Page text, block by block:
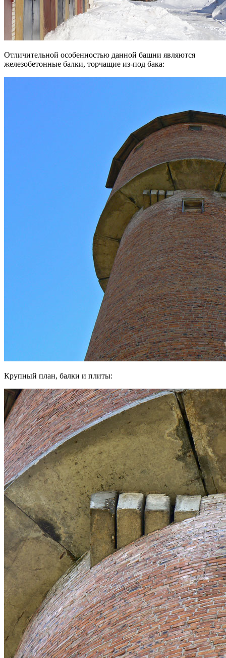
Отличительной особенностью данной башни являются
железобетонные балки, торчащие из-под бака:
Крупный план, балки и плиты: